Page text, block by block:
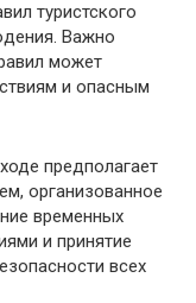
туристского
Важно
может
и опасным
предполагает
организованное
временных
и принятие
всех